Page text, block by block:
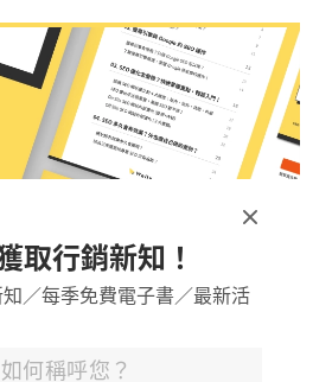
取行銷新知！
／每季免費電子書／最新活
趣的行銷套件，如輪盤抽獎、
讓用戶可以跟品牌進行互動，
讓用戶對你的品牌更有印象！
提供各種不同的
格式類
搭配各種主題，像是抽籤算
動，讓行銷手法更豐富，打造
。